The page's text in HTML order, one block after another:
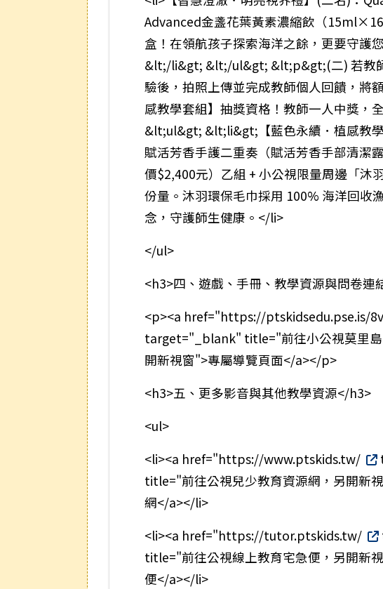
Advanced金盞花葉黃素濃縮飲（
盒！在領航孩子探索海洋之餘，更要守護
&lt;/li&gt; &lt;/ul&gt; &lt;p&gt;(二) 若教
驗後，拍照上傳並完成教師個人回饋，將
感教學套組】抽獎資格！教師一人中獎
&lt;ul&gt; &lt;li&gt;【藍色永續．植感教
賦活芳香手護二重奏（賦活芳香手部清潔
價$2,400元）乙組 + 小公視限量周邊「沐
份量。沐羽環保毛巾採用 100% 海洋回收
念，守護師生健康。</li>
</ul>
<h3>四、遊戲、手冊、教學資源與問卷連
<p><a href="https://ptskidsedu.pse.is/
target="_blank" title="前往小公視莫里島
開新視窗">專屬導覽頁面</a></p>
<h3>五、更多影音與其他教學資源</h3>
<ul>
<li><a href="https://www.ptskids.tw/
title="前往公視兒少教育資源網，另開新
網</a></li>
<li><a href="https://tutor.ptskids.tw/
title="前往公視線上教育宅急便，另開新
便</a></li>